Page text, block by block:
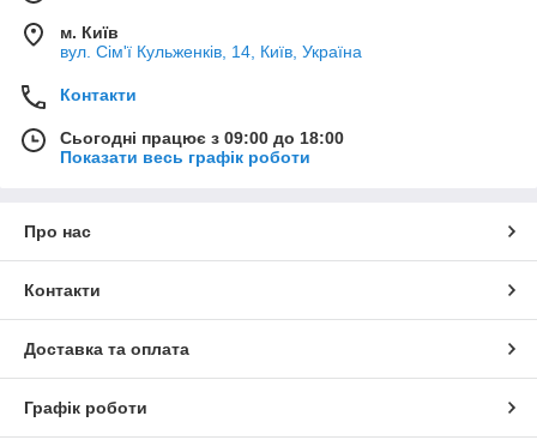
м. Київ
вул. Сім'ї Кульженків, 14, Київ, Україна
Контакти
Сьогодні працює з 09:00 до 18:00
Показати весь графік роботи
Про нас
Контакти
Доставка та оплата
Графік роботи